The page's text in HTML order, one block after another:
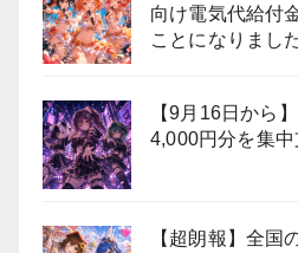
向け電気代給付
ことになりまし
【9月16日から
4,000円分を集中
【超朗報】全国